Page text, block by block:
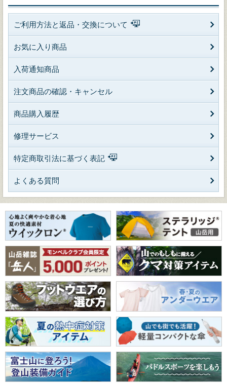
ご利用方法と返品・交換について
お気に入り商品
入荷通知商品
注文商品の確認・キャンセル
商品購入履歴
修理サービス
特定商取引法に基づく表記
よくある質問